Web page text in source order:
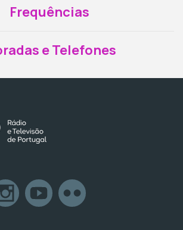
Frequências
e Telefones